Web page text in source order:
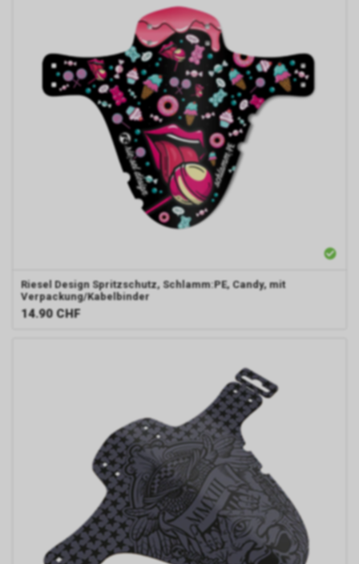
Riesel Design Spritzschutz, Schlamm:PE, Candy, mit
Verpackung/Kabelbinder
14.90 CHF